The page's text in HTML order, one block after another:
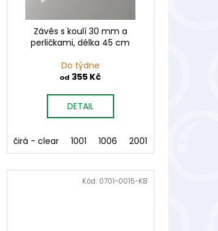
5005 6005 6006 7007 8003
2002 3001 3003 4004 5004
Závěs s koulí 30 mm a
perličkami, délka 45 cm
Do týdne
od 355 Kč
DETAIL
čirá - clear 1001 1006 2001
Kód: 0701-0015-KB